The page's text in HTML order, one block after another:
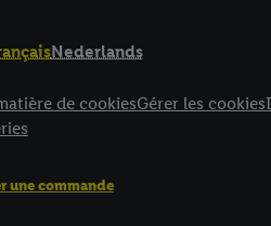
Nederlands
de cookiesGérer les cookies
une commande